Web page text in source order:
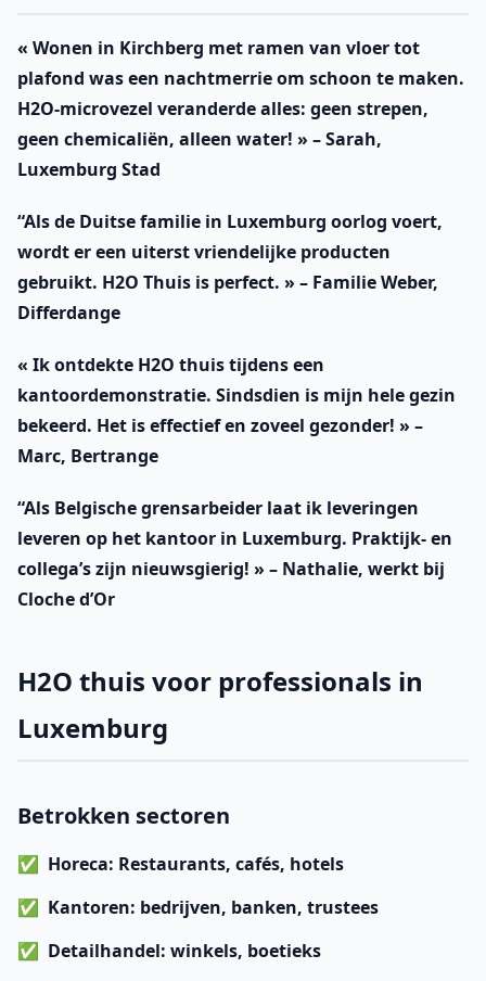
« Wonen in Kirchberg met ramen van vloer tot
plafond was een nachtmerrie om schoon te maken.
H2O-microvezel veranderde alles: geen strepen,
geen chemicaliën, alleen water! » –Sarah,
Luxemburg Stad
“Als de Duitse familie in Luxemburg oorlog voert,
wordt er een uiterst vriendelijke producten
gebruikt. H2O Thuis is perfect. » – Familie Weber,
Differdange
« Ik ontdekte H2O thuis tijdens een
kantoordemonstratie. Sindsdien is mijn hele gezin
bekeerd. Het is effectief en zoveel gezonder! » –
Marc, Bertrange
“Als Belgische grensarbeider laat ik leveringen
leveren op het kantoor in Luxemburg. Praktijk- en
collega’s zijn nieuwsgierig! » – Nathalie, werkt bij
Cloche d’Or
H2O thuis voor professionals in
Luxemburg
Betrokken sectoren
Horeca: Restaurants, cafés, hotels
Kantoren: bedrijven, banken, trustees
Detailhandel: winkels, boetieks